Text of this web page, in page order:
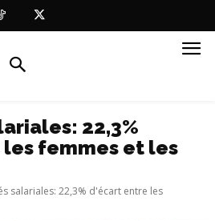
22,3%
les femmes et les
salariales: 22,3% d'écart entre les